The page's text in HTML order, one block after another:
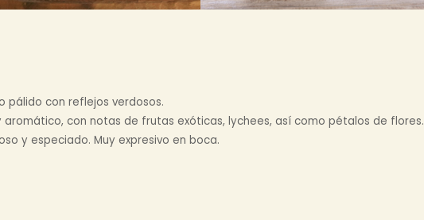
pálido con reflejos verdosos.
aromático, con notas de frutas exóticas, lychees, así como pétalos de flores.
y especiado. Muy expresivo en boca.